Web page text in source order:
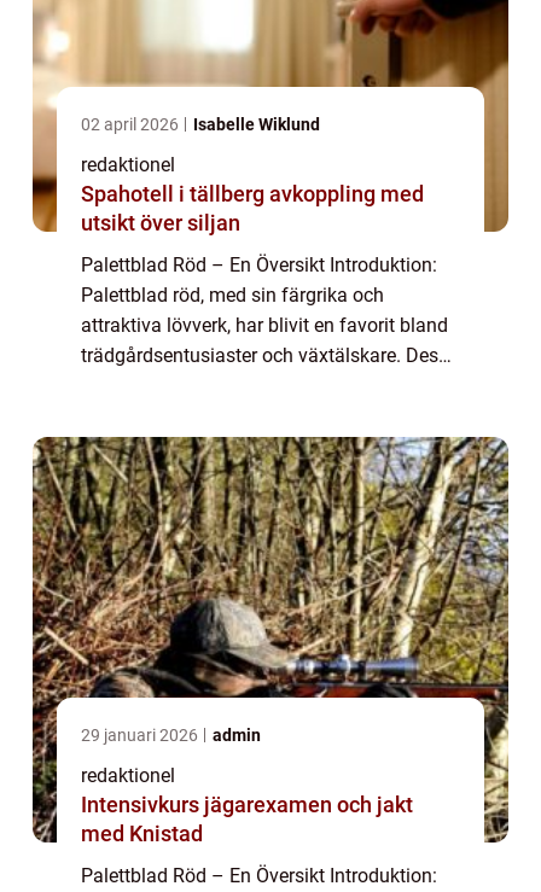
02 april 2026 Isabelle Wiklund
redaktionel
Spahotell i tällberg avkoppling med
utsikt över siljan
Palettblad Röd – En Översikt Introduktion:
Palettblad röd, med sin färgrika och
attraktiva lövverk, har blivit en favorit bland
trädgårdsentusiaster och växtälskare. Dess
29 januari 2026 admin
redaktionel
Intensivkurs jägarexamen och jakt
med Knistad
Palettblad Röd – En Översikt Introduktion: